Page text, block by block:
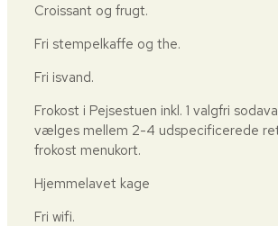
Croissant og frugt.
Fri stempelkaffe og the.
Fri isvand.
Frokost i Pejsestuen inkl. 1 valgfri
vælges mellem 2-4 udspecificerede
frokost menukort.
Hjemmelavet kage
Fri wifi.